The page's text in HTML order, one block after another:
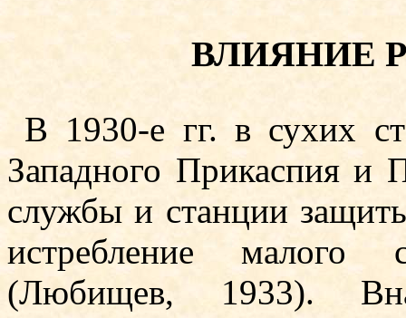
ВЛИЯНИЕ
В 1930-е гг. в сухих
Западного Прикаспия и
службы и станции
истребление малого
(Любищев, 1933).